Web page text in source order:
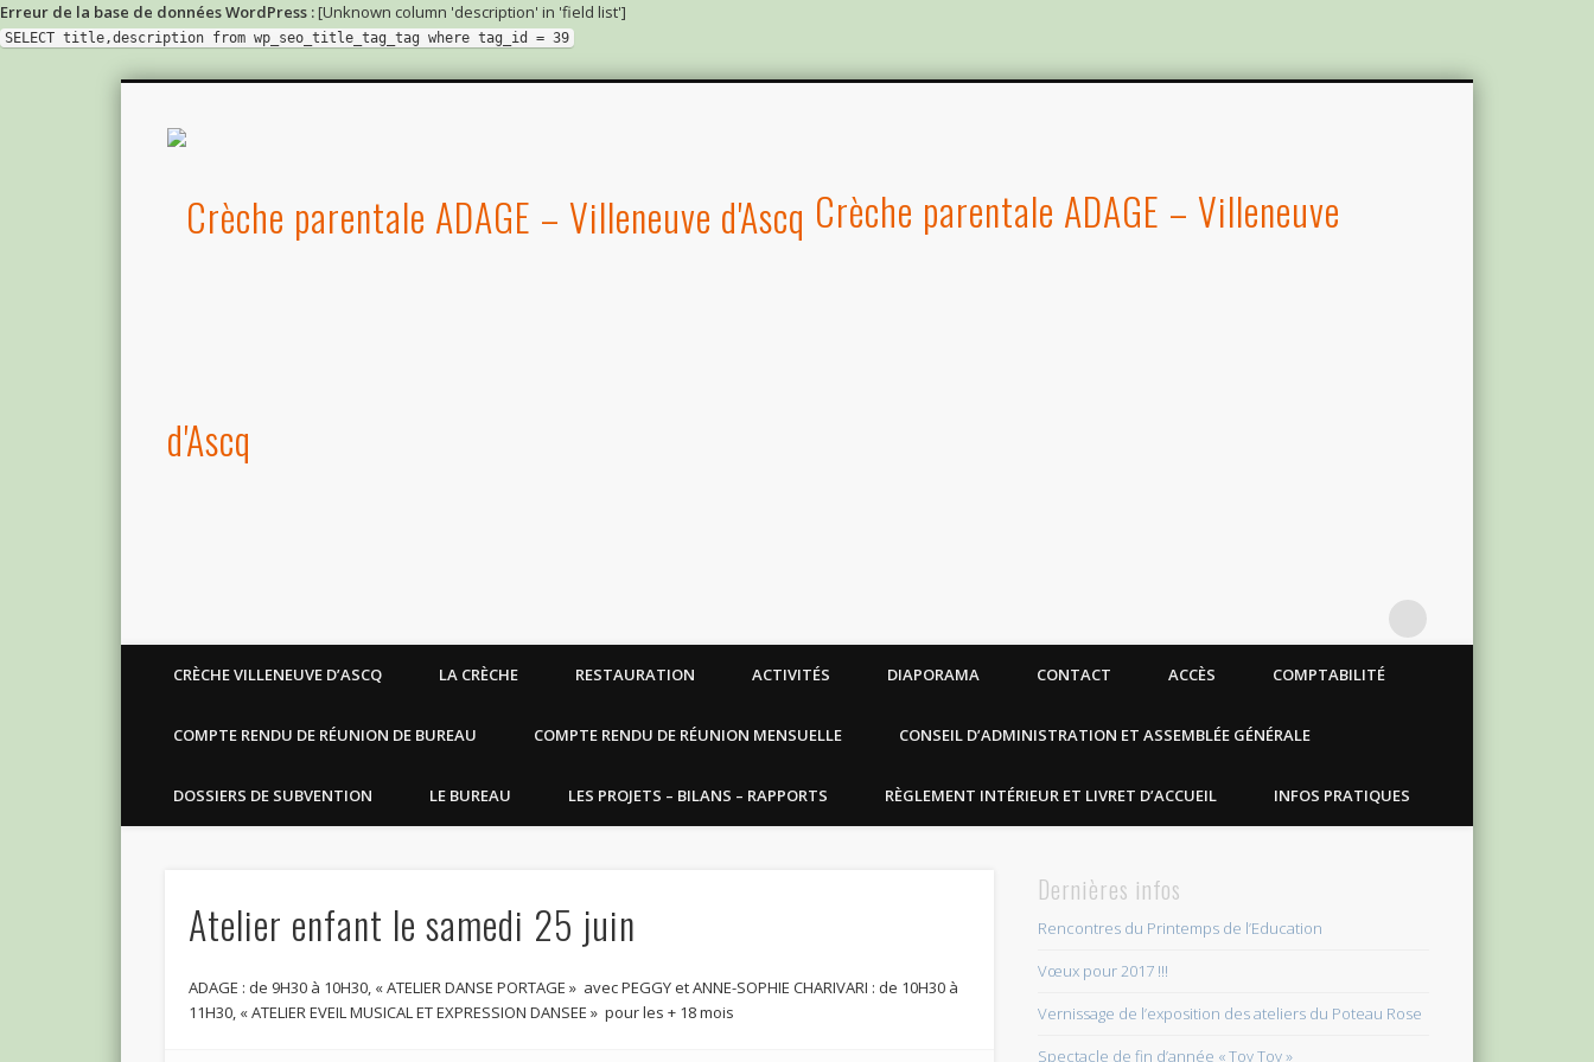
Erreur de la base de données WordPress :[Unknown column 'description' in 'field list']
SELECT title,description from wp_seo_title_tag_tag where tag_id = 39
Crèche parentale ADAGE – Villeneuve
d'Ascq
CRÈCHE VILLENEUVE D’ASCQ LA CRÈCHE RESTAURATION ACTIVITÉS DIAPORAMA CONTACT ACCÈS COMPTABILITÉ
COMPTE RENDU DE RÉUNION DE BUREAU COMPTE RENDU DE RÉUNION MENSUELLE CONSEIL D’ADMINISTRATION ET ASSEMBLÉE GÉNÉRALE
DOSSIERS DE SUBVENTION LE BUREAU LES PROJETS – BILANS – RAPPORTS RÈGLEMENT INTÉRIEUR ET LIVRET D’ACCUEIL INFOS PRATIQUES
Atelier enfant le samedi 25 juin
ADAGE : de 9H30 à 10H30, « ATELIER DANSE PORTAGE » avec PEGGY et ANNE-SOPHIE CHARIVARI : de 10H30 à
11H30, « ATELIER EVEIL MUSICAL ET EXPRESSION DANSEE » pour les + 18 mois
Dernières infos
Rencontres du Printemps de l’Education
Vœux pour 2017 !!!
Vernissage de l’exposition des ateliers du Poteau Rose
Spectacle de fin d’année « Toy Toy »